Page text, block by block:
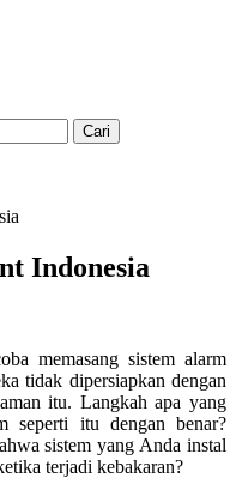
Indonesia
memasang sistem alarm
tidak dipersiapkan dengan
itu. Langkah apa yang
seperti itu dengan benar?
sistem yang Anda instal
terjadi kebakaran?